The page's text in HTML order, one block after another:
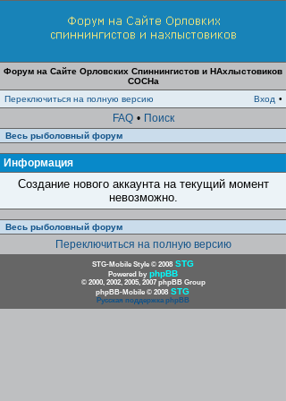
Форум на Сайте Орловских Спиннингистов и НАхлыстовиков
СОСНа
Переключиться на полную версию
Вход •
FAQ • Поиск
Весь рыболовный форум
Информация
Создание нового аккаунта на текущий момент
невозможно.
Весь рыболовный форум
Переключиться на полную версию
STG-Mobile Style © 2008 STG
Powered by phpBB
© 2000, 2002, 2005, 2007 phpBB Group
phpBB-Mobile © 2008 STG
Русская поддержка phpBB